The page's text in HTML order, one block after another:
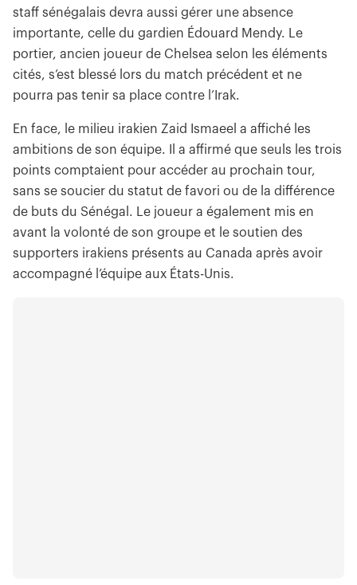
staff sénégalais devra aussi gérer une absence
importante, celle du gardien Édouard Mendy. Le
portier, ancien joueur de Chelsea selon les éléments
cités, s’est blessé lors du match précédent et ne
pourra pas tenir sa place contre l’Irak.
En face, le milieu irakien Zaid Ismaeel a affiché les
ambitions de son équipe. Il a affirmé que seuls les trois
points comptaient pour accéder au prochain tour,
sans se soucier du statut de favori ou de la différence
de buts du Sénégal. Le joueur a également mis en
avant la volonté de son groupe et le soutien des
supporters irakiens présents au Canada après avoir
accompagné l’équipe aux États-Unis.